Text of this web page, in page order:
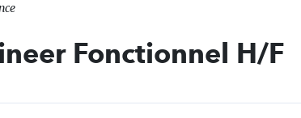
Fonctionnel H/F